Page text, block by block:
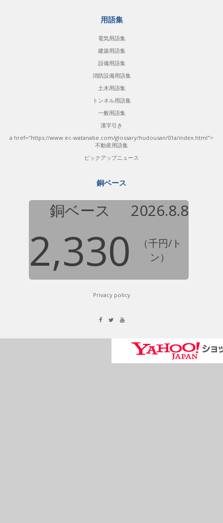
用語集
電気用語集
建築用語集
設備用語集
消防設備用語集
土木用語集
トンネル用語集
一般用語集
漢字引き
a href="https://www.ec-watanabe.com/glossary/hudousan/01a/index.html">
不動産用語集
ピックアップニュース
銅ベース
銅ベース 2026.8.8
2,330
（千円/ト
ン）
Privacy policy